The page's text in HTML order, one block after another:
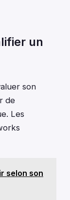
un
son
de
Les
selon son